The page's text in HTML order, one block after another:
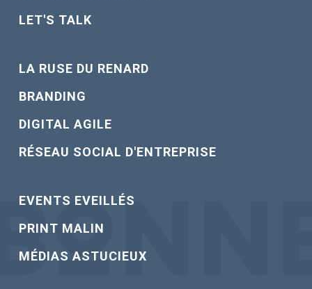
LET'S TALK
LA RUSE DU RENARD
BRANDING
DIGITAL AGILE
RÉSEAU SOCIAL D'ENTREPRISE
EVENTS EVEILLÉS
PRINT MALIN
MÉDIAS ASTUCIEUX